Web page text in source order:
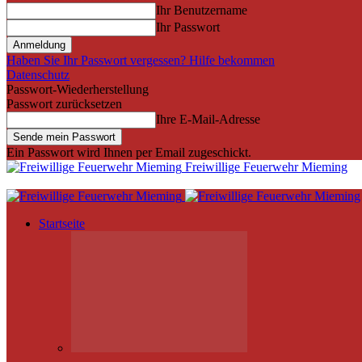
Ihr Benutzername
Ihr Passwort
Haben Sie Ihr Passwort vergessen? Hilfe bekommen
Datenschutz
Passwort-Wiederherstellung
Passwort zurücksetzen
Ihre E-Mail-Adresse
Ein Passwort wird Ihnen per Email zugeschickt.
Freiwillige Feuerwehr Mieming
Startseite